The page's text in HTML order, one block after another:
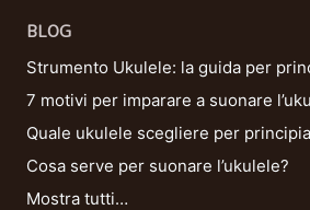
BLOG
Strumento Ukulele: la guida per
7 motivi per imparare a suonare
Quale ukulele scegliere per
Cosa serve per suonare l’ukulele?
Mostra tutti…